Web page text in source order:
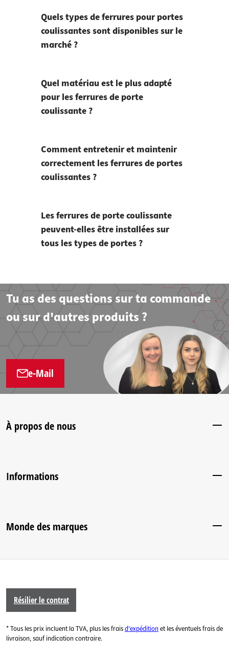
Quels types de ferrures pour portes
coulissantes sont disponibles sur le
marché ?
Quel matériau est le plus adapté
pour les ferrures de porte
coulissante ?
Comment entretenir et maintenir
correctement les ferrures de portes
coulissantes ?
Les ferrures de porte coulissante
peuvent-elles être installées sur
tous les types de portes ?
Tu as des questions sur ta commande
ou sur d'autres produits ?
e-Mail
À propos de nous
Informations
Monde des marques
Résilier le contrat
* Tous les prix incluent la TVA, plus les fraisd'expéditionet les éventuels frais de
livraison, sauf indication contraire.